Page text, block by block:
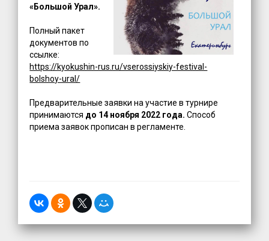
«Большой Урал».
Полный пакет
документов по
ссылке:
https://kyokushin-rus.ru/vserossiyskiy-festival-
bolshoy-ural/
Предварительные заявки на участие в турнире
принимаются до 14 ноября 2022 года.Способ
приема заявок прописан в регламенте.